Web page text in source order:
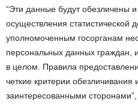
“Эти данные будут обезличены
осуществления статистической
уполномоченным госорганам
персональных данных граждан,
в целом. Правила
четкие критерии
заинтересованными